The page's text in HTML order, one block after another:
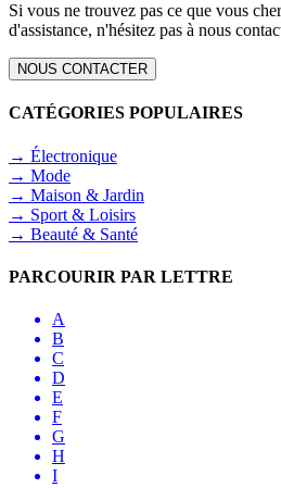
Si vous ne trouvez pas ce que vous
d'assistance, n'hésitez pas à nous
NOUS CONTACTER
CATÉGORIES POPULAIRES
→ Électronique
→ Mode
→ Maison & Jardin
→ Sport & Loisirs
→ Beauté & Santé
PARCOURIR PAR LETTRE
A
B
C
D
E
F
G
H
I